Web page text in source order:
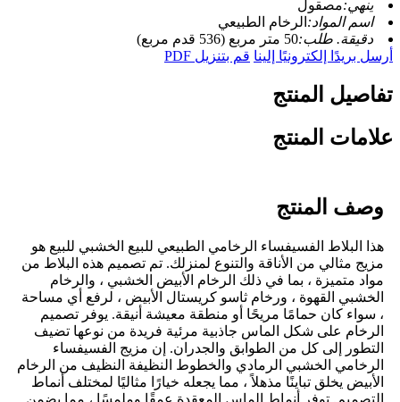
ينهي:مصقول
اسم المواد: الرخام الطبيعي
دقيقة. طلب:50 متر مربع (536 قدم مربع)
أرسل بريدًا إلكترونيًا إلينا قم بتنزيل PDF
تفاصيل المنتج
علامات المنتج
وصف المنتج
هذا البلاط الفسيفساء الرخامي الطبيعي للبيع الخشبي للبيع هو
مزيج مثالي من الأناقة والتنوع لمنزلك. تم تصميم هذه البلاط من
مواد متميزة ، بما في ذلك الرخام الأبيض الخشبي ، والرخام
الخشبي القهوة ، ورخام ثاسو كريستال الأبيض ، لرفع أي مساحة
، سواء كان حمامًا مريحًا أو منطقة معيشة أنيقة. يوفر تصميم
الرخام على شكل الماس جاذبية مرئية فريدة من نوعها تضيف
التطور إلى كل من الطوابق والجدران. إن مزيج الفسيفساء
الرخامي الخشبي الرمادي والخطوط النظيفة النظيف من الرخام
الأبيض يخلق تباينًا مذهلاً ، مما يجعله خيارًا مثاليًا لمختلف أنماط
التصميم. توفر أنماط الماس المعقدة عمقًا وملمسًا ، مما يضمن